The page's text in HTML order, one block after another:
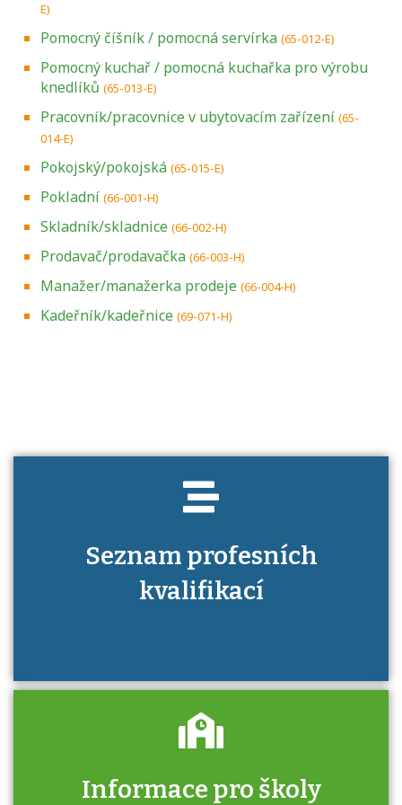
E)
Pomocný číšník / pomocná servírka (65-012-E)
Pomocný kuchař / pomocná kuchařka pro výrobu
knedlíků (65-013-E)
Pracovník/pracovnice v ubytovacím zařízení (65-
014-E)
Pokojský/pokojská (65-015-E)
Pokladní (66-001-H)
Skladník/skladnice (66-002-H)
Prodavač/prodavačka (66-003-H)
Manažer/manažerka prodeje (66-004-H)
Kadeřník/kadeřnice (69-071-H)
Seznam profesních
kvalifikací
Projděte si seznam profesních kvalifikací.
Informace pro školy
Zjistěte, jak se přihlásit ke zkoušce a kde